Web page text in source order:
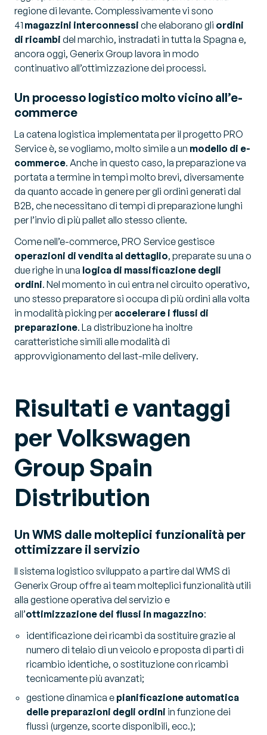
regione di levante. Complessivamente vi sono
41 magazzini interconnessi che elaborano gli ordini
di ricambi del marchio, instradati in tutta la Spagna e,
ancora oggi, Generix Group lavora in modo
continuativo all’ottimizzazione dei processi.
Un processo logistico molto vicino all’e-
commerce
La catena logistica implementata per il progetto PRO
Service è, se vogliamo, molto simile a un modello di e-
commerce. Anche in questo caso, la preparazione va
portata a termine in tempi molto brevi, diversamente
da quanto accade in genere per gli ordini generati dal
B2B, che necessitano di tempi di preparazione lunghi
per l’invio di più pallet allo stesso cliente.
Come nell’e-commerce, PRO Service gestisce
operazioni di vendita al dettaglio, preparate su una o
due righe in una logica di massificazione degli
ordini. Nel momento in cui entra nel circuito operativo,
uno stesso preparatore si occupa di più ordini alla volta
in modalità picking peraccelerare i flussi di
preparazione. La distribuzione ha inoltre
caratteristiche simili alle modalità di
approvvigionamento del last-mile delivery.
Risultati e vantaggi
per Volkswagen
Group Spain
Distribution
Un WMS dalle molteplici funzionalità per
ottimizzare il servizio
Il sistema logistico sviluppato a partire dal WMS di
Generix Group offre ai team molteplici funzionalità utili
alla gestione operativa del servizio e
all’ottimizzazione dei flussi in magazzino:
identificazione dei ricambi da sostituire grazie al
numero di telaio di un veicolo e proposta di parti di
ricambio identiche, o sostituzione con ricambi
tecnicamente più avanzati;
gestione dinamica e pianificazione automatica
delle preparazioni degli ordini in funzione dei
flussi (urgenze, scorte disponibili, ecc.);